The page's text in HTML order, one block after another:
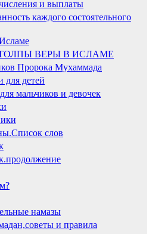
и выплаты
каждого состоятельного
ВЕРЫ В ИСЛАМЕ
Пророка Мухаммада
для детей
мальчиков и девочек
слов
намазы
и правила